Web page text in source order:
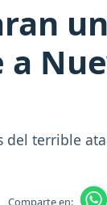
terrible
Comparte en: